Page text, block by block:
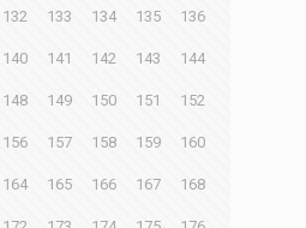
132 133 134 135 136
140 141 142 143 144
148 149 150 151 152
156 157 158 159 160
164 165 166 167 168